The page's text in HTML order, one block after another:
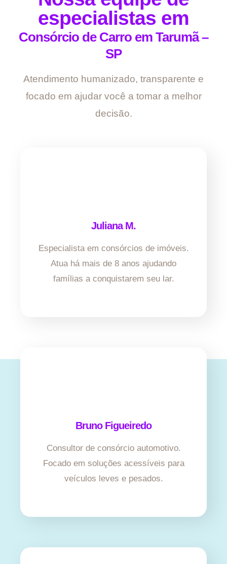
especialistas em
Consórcio de Carro em Tarumã –
SP
Atendimento humanizado, transparente e
focado em ajudar você a tomar a melhor
decisão.
Juliana M.
Especialista em consórcios de imóveis.
Atua há mais de 8 anos ajudando
famílias a conquistarem seu lar.
Bruno Figueiredo
Consultor de consórcio automotivo.
Focado em soluções acessíveis para
veículos leves e pesados.